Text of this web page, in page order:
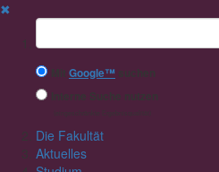
✖
Suchbegriff
Mit Google™ suchen
Interne Suche nutzen
Die Fakultät
Aktuelles